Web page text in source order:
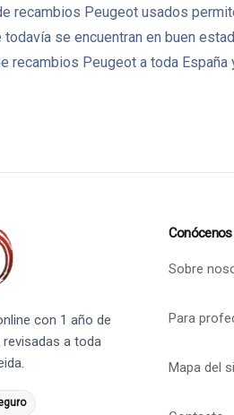
recambios Peugeot usados
se encuentran en buen
recambios Peugeot a toda
con 1 año de
a toda
Conócenos
Sobre
Para
Mapa del